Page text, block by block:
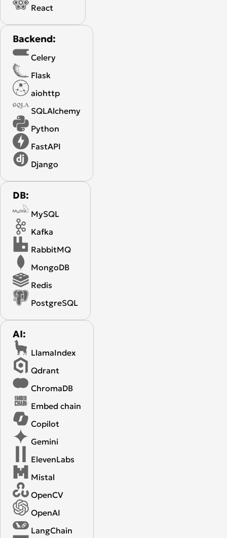
React
Backend:
Celery
Flask
aiohttp
SQLAlchemy
Python
FastAPI
Django
DB:
MySQL
Kafka
RabbitMQ
MongoDB
Redis
PostgreSQL
AI:
LlamaIndex
Qdrant
ChromaDB
Embed chain
Copilot
Gemini
ElevenLabs
Mistal
OpenCV
OpenAI
LangChain